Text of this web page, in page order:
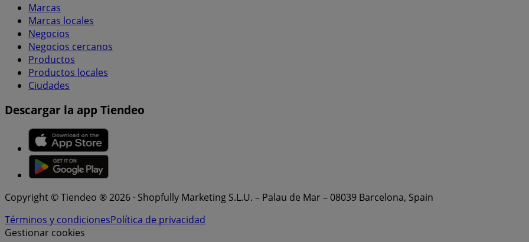
Marcas
Marcas locales
Negocios
Negocios cercanos
Productos
Productos locales
Ciudades
Descargar la app Tiendeo
Copyright © Tiendeo ® 2026 · Shopfully Marketing S.L.U. – Palau de Mar – 08039 Barcelona, Spain
Términos y condicionesPolítica de privacidad
Gestionar cookies